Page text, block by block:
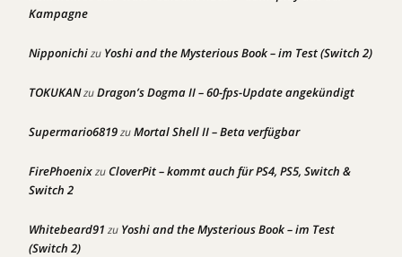
Kampagne
Nipponichizu Yoshi and the Mysterious Book – im Test (Switch 2)
TOKUKANzuDragon’s Dogma II – 60-fps-Update angekündigt
Supermario6819zuMortal Shell II – Beta verfügbar
FirePhoenixzuCloverPit – kommt auch für PS4, PS5, Switch &
Switch 2
Whitebeard91 zu Yoshi and the Mysterious Book – im Test
(Switch 2)